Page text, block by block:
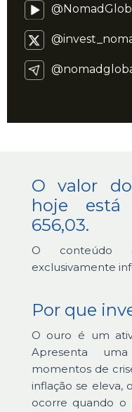
O valor
hoje
656,03.
O conteúdo
exclusivamente
Por que
O ouro é um
Apresenta
momentos de
inflação se eleva,
ocorre quando o